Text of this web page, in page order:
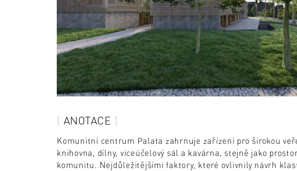
ANOTACE
Komunitní centrum Palata zahrnuje zařízení pro širokou
knihovna, dílny, víceúčelový sál a kavárna, stejně jako
komunitu. Nejdůležitějšími faktory, které ovlivnily návrh